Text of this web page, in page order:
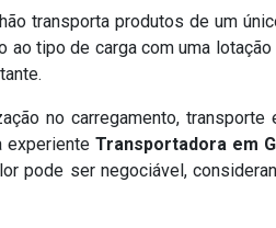
transporta produtos de um
tipo de carga com uma
no carregamento,
experiente Transportadora em
pode ser negociável,